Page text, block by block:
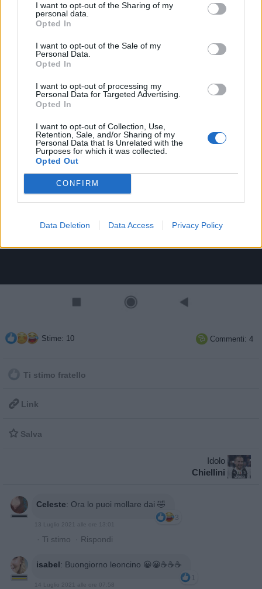
I want to opt-out of the Sharing of my
personal data.
Opted In
I want to opt-out of the Sale of my
Personal Data.
Opted In
I want to opt-out of processing my
Personal Data for Targeted Advertising.
Opted In
I want to opt-out of Collection, Use,
Retention, Sale, and/or Sharing of my
Personal Data that Is Unrelated with the
Purposes for which it was collected.
Opted Out
CONFIRM
Data Deletion Data Access Privacy Policy
Stime: 10  Commenti: 4
Ti stimo fratello
 Link
 Salva
Idolo
Chiellini
Celeste: Ora lo puoi mollare dai 🤣
3
· Ti stimo · Rispondi
isabel: Buongiorno leoncino 😀😀☕️☕️☕️
1
14 Luglio 2021 alle ore 07:58